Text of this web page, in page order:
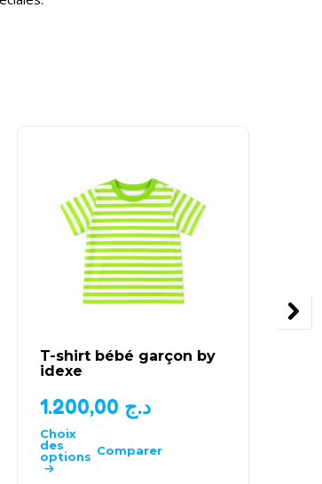
T-shirt bébé garçon by
idexe
د.ج
Choix
des
options Comparer